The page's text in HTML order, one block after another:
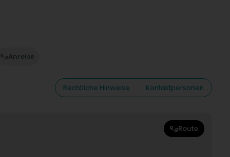
Anreise
Rechtliche Hinweise
Kontaktpersonen
Route